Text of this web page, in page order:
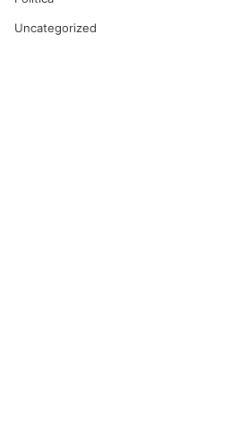
Uncategorized